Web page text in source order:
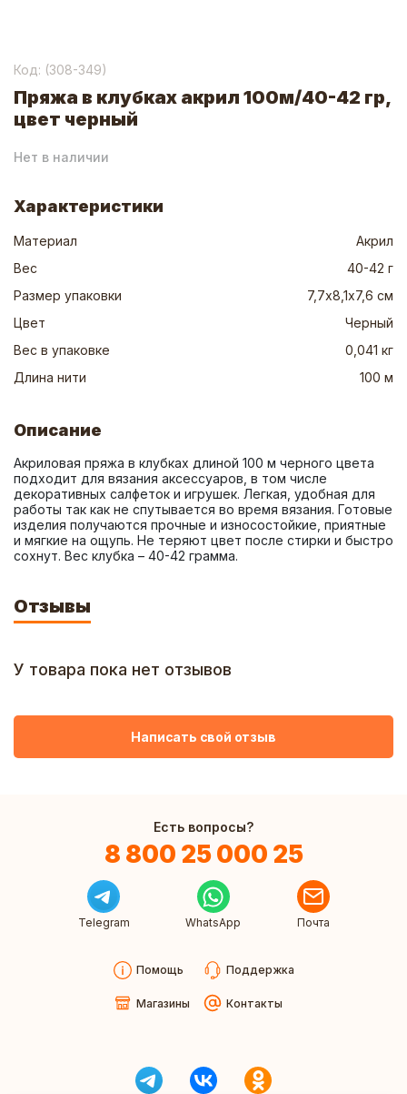
Код: (308-349)
Пряжа в клубках акрил 100м/40-42 гр,
цвет черный
Нет в наличии
Характеристики
Материал
Акрил
Вес
40-42 г
Размер упаковки
7,7х8,1х7,6 см
Цвет
Черный
Вес в упаковке
0,041 кг
Длина нити
100 м
Описание
Акриловая пряжа в клубках длиной 100 м черного цвета
подходит для вязания аксессуаров, в том числе
декоративных салфеток и игрушек. Легкая, удобная для
работы так как не спутывается во время вязания. Готовые
изделия получаются прочные и износостойкие, приятные
и мягкие на ощупь. Не теряют цвет после стирки и быстро
сохнут. Вес клубка – 40-42 грамма.
Отзывы
У товара пока нет отзывов
Написать свой отзыв
Есть вопросы?
8 800 25 000 25
Telegram WhatsApp Почта
Помощь Поддержка
Магазины Контакты